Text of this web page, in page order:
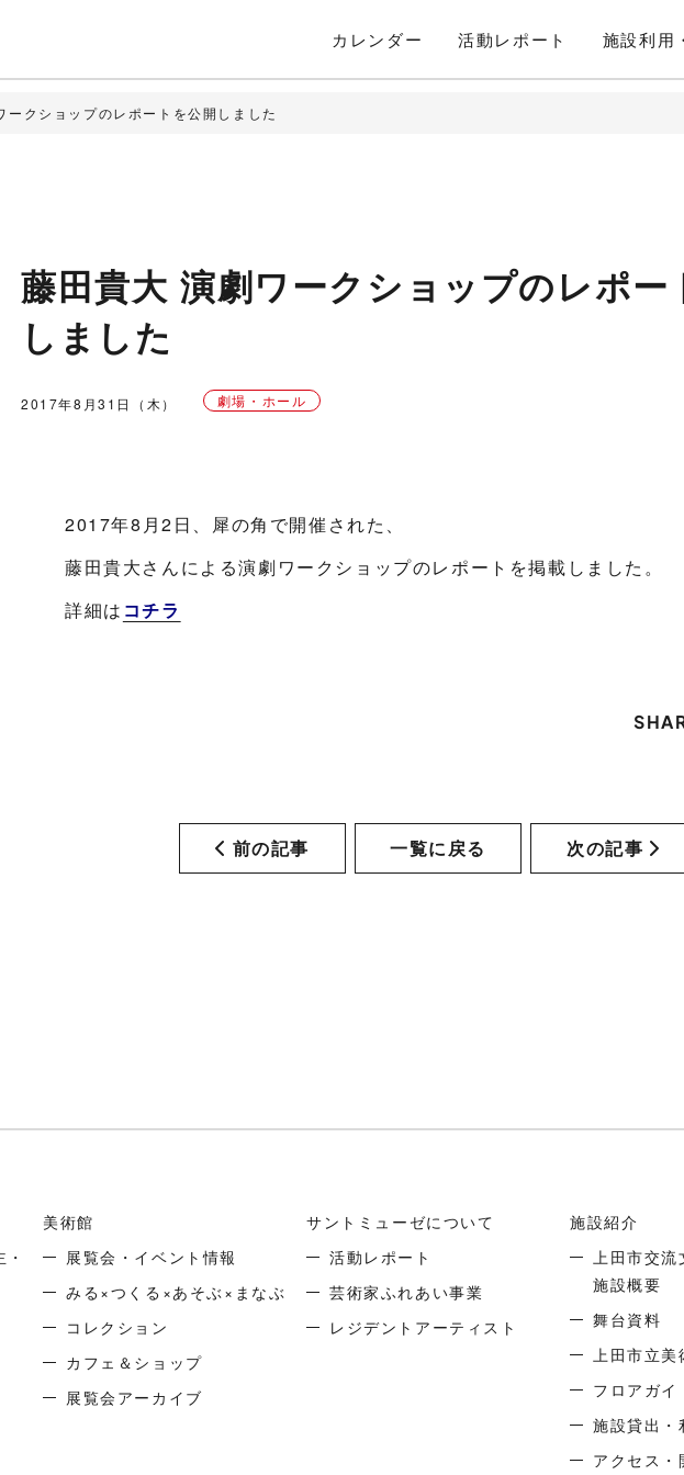
カレンダー 活動レポート 施設利用
ークショップのレポートを公開しました
藤田貴大 演劇ワークショップのレポー
しました
2017年8月31日（木） 劇場・ホール
2017年8月2日、犀の角で開催された、
藤田貴大さんによる演劇ワークショップのレポートを掲載しました。
詳細は コチラ
前の記事 一覧に戻る 次の記事
・
美術館
展覧会・イベント情報
みる×つくる×あそぶ×まなぶ
コレクション
カフェ＆ショップ
展覧会アーカイブ
サントミューゼについて
活動レポート
芸術家ふれあい事業
レジデントアーティスト
施設紹介
上田市交流
施設概要
舞台資料
上田市立
フロアガイ
施設貸出・
アクセス・